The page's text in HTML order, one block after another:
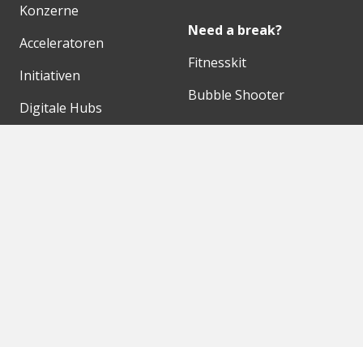
Konzerne
Acceleratoren
Initiativen
Digitale Hubs
Need a break?
Fitnesskit
Bubble Shooter